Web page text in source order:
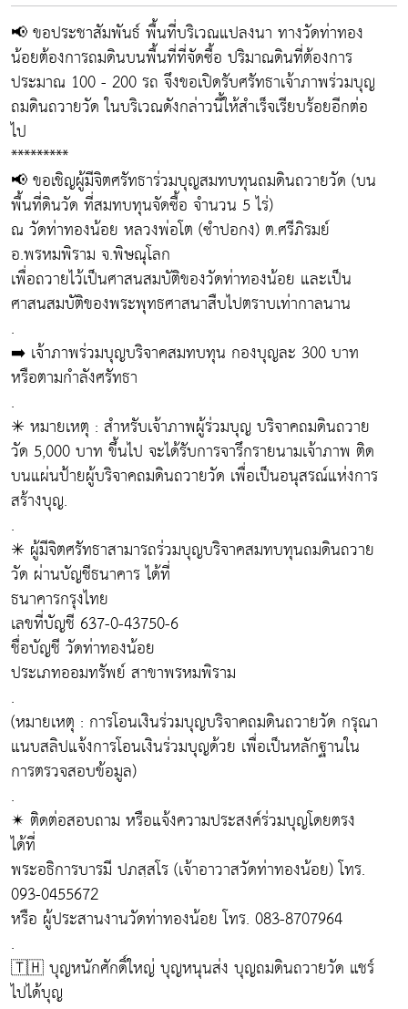
📢 ขอประชาสัมพันธ์ พื้นที่บริเวณแปลงนา ทางวัดท่าทอง
น้อยต้องการถมดินบนพื้นที่ที่จัดซื้อ ปริมาณดินที่ต้องการ
ประมาณ 100 - 200 รถ จึงขอเปิดรับศรัทธาเจ้าภาพร่วมบุญ
ถมดินถวายวัด ในบริเวณดังกล่าวนี้ให้สำเร็จเรียบร้อยอีกต่อ
ไป
*********
📢 ขอเชิญผู้มีจิตศรัทธาร่วมบุญสมทบทุนถมดินถวายวัด (บน
พื้นที่ดินวัด ที่สมทบทุนจัดซื้อ จำนวน 5 ไร่)
ณ วัดท่าทองน้อย หลวงพ่อโต (ซำปอกง) ต.ศรีภิรมย์
อ.พรหมพิราม จ.พิษณุโลก
เพื่อถวายไว้เป็นศาสนสมบัติของวัดท่าทองน้อย และเป็น
ศาสนสมบัติของพระพุทธศาสนาสืบไปตราบเท่ากาลนาน
.
➡️ เจ้าภาพร่วมบุญบริจาคสมทบทุน กองบุญละ 300 บาท
หรือตามกำลังศรัทธา
.
✳ หมายเหตุ : สำหรับเจ้าภาพผู้ร่วมบุญ บริจาคถมดินถวาย
วัด 5,000 บาท ขึ้นไป จะได้รับการจารึกรายนามเจ้าภาพ ติด
บนแผ่นป้ายผู้บริจาคถมดินถวายวัด เพื่อเป็นอนุสรณ์แห่งการ
สร้างบุญ.
.
✳ ผู้มีจิตศรัทธาสามารถร่วมบุญบริจาคสมทบทุนถมดินถวาย
วัด ผ่านบัญชีธนาคาร ได้ที่
ธนาคารกรุงไทย
เลขที่บัญชี 637-0-43750-6
ชื่อบัญชี วัดท่าทองน้อย
ประเภทออมทรัพย์ สาขาพรหมพิราม
.
(หมายเหตุ : การโอนเงินร่วมบุญบริจาคถมดินถวายวัด กรุณา
แนบสลิปแจ้งการโอนเงินร่วมบุญด้วย เพื่อเป็นหลักฐานใน
การตรวจสอบข้อมูล)
.
✴ ติดต่อสอบถาม หรือแจ้งความประสงค์ร่วมบุญโดยตรง
ได้ที่
พระอธิการบารมี ปภสฺสโร (เจ้าอาวาสวัดท่าทองน้อย) โทร.
093-0455672
หรือ ผู้ประสานงานวัดท่าทองน้อย โทร. 083-8707964
.
🇹🇭 บุญหนักศักดิ์ใหญ่ บุญหนุนส่ง บุญถมดินถวายวัด แชร์
ไปได้บุญ